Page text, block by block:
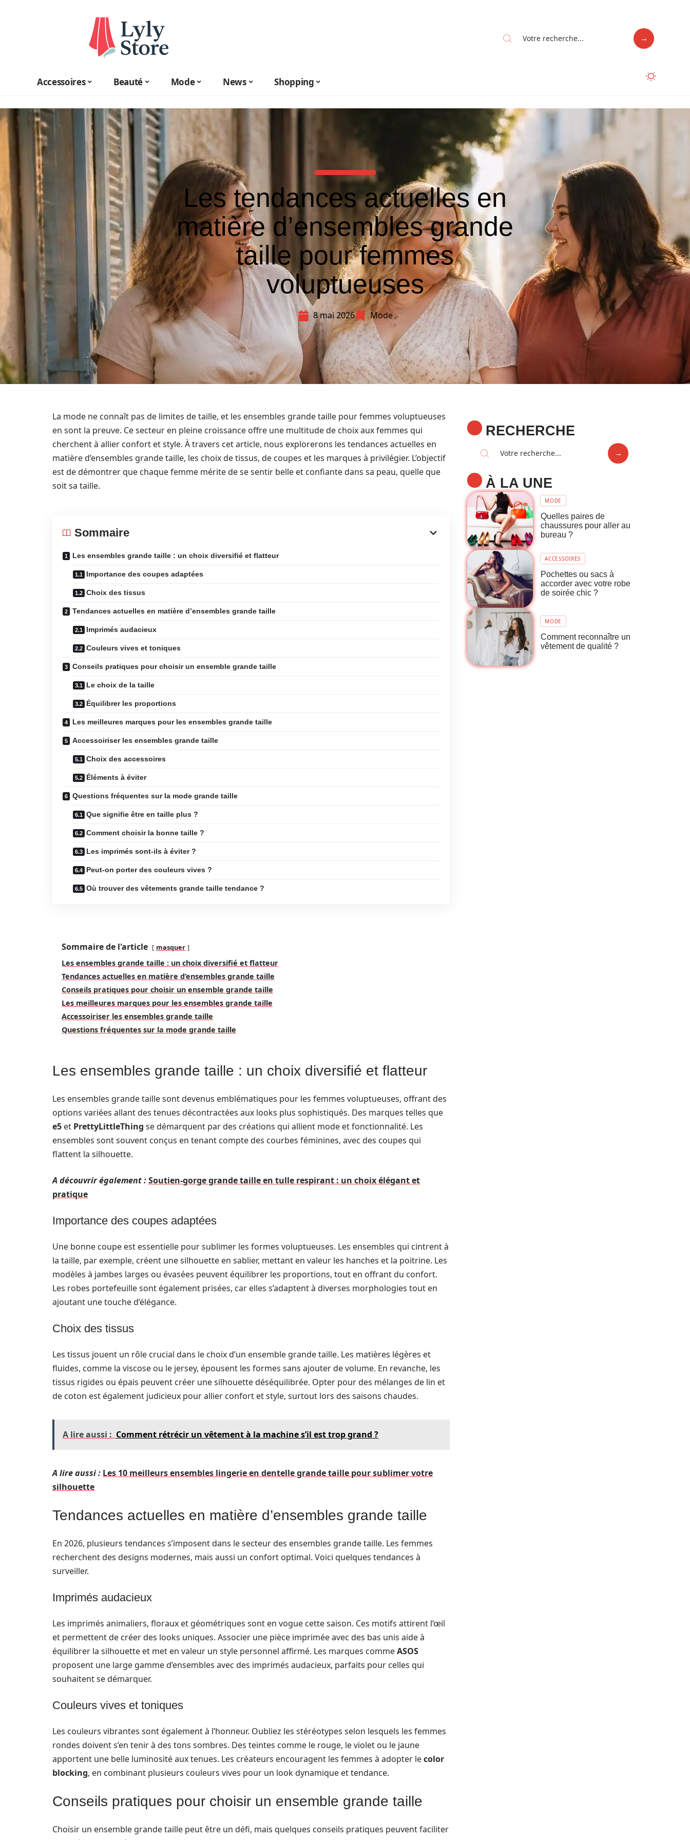
Accessoires Beauté Mode News Shopping
Les tendances actuelles en
matière d’ensembles grande
taille pour femmes
voluptueuses
8 mai 2026 Mode
La mode ne connaît pas de limites de taille, et les ensembles grande taille pour femmes voluptueuses
en sont la preuve. Ce secteur en pleine croissance offre une multitude de choix aux femmes qui
cherchent à allier confort et style. À travers cet article, nous explorerons les tendances actuelles en
matière d’ensembles grande taille, les choix de tissus, de coupes et les marques à privilégier. L’objectif
est de démontrer que chaque femme mérite de se sentir belle et confiante dans sa peau, quelle que
soit sa taille.
Sommaire
Les ensembles grande taille : un choix diversifié et flatteur
Importance des coupes adaptées
Choix des tissus
Tendances actuelles en matière d’ensembles grande taille
Imprimés audacieux
Couleurs vives et toniques
Conseils pratiques pour choisir un ensemble grande taille
Le choix de la taille
Équilibrer les proportions
Les meilleures marques pour les ensembles grande taille
Accessoiriser les ensembles grande taille
Choix des accessoires
Éléments à éviter
Questions fréquentes sur la mode grande taille
Que signifie être en taille plus ?
Comment choisir la bonne taille ?
Les imprimés sont-ils à éviter ?
Peut-on porter des couleurs vives ?
Où trouver des vêtements grande taille tendance ?
Sommaire de l'article masquer
Les ensembles grande taille : un choix diversifié et flatteur
Tendances actuelles en matière d’ensembles grande taille
Conseils pratiques pour choisir un ensemble grande taille
Les meilleures marques pour les ensembles grande taille
Accessoiriser les ensembles grande taille
Questions fréquentes sur la mode grande taille
Les ensembles grande taille : un choix diversifié et flatteur
Les ensembles grande taille sont devenus emblématiques pour les femmes voluptueuses, offrant des
options variées allant des tenues décontractées aux looks plus sophistiqués. Des marques telles que
e5 et PrettyLittleThing se démarquent par des créations qui allient mode et fonctionnalité. Les
ensembles sont souvent conçus en tenant compte des courbes féminines, avec des coupes qui
flattent la silhouette.
A découvrir également :Soutien-gorge grande taille en tulle respirant : un choix élégant et
pratique
Importance des coupes adaptées
Une bonne coupe est essentielle pour sublimer les formes voluptueuses. Les ensembles qui cintrent à
la taille, par exemple, créent une silhouette en sablier, mettant en valeur les hanches et la poitrine. Les
modèles à jambes larges ou évasées peuvent équilibrer les proportions, tout en offrant du confort.
Les robes portefeuille sont également prisées, car elles s’adaptent à diverses morphologies tout en
ajoutant une touche d’élégance.
Choix des tissus
Les tissus jouent un rôle crucial dans le choix d’un ensemble grande taille. Les matières légères et
fluides, comme la viscose ou le jersey, épousent les formes sans ajouter de volume. En revanche, les
tissus rigides ou épais peuvent créer une silhouette déséquilibrée. Opter pour des mélanges de lin et
de coton est également judicieux pour allier confort et style, surtout lors des saisons chaudes.
A lire aussi : Comment rétrécir un vêtement à la machine s’il est trop grand ?
A lire aussi : Les 10 meilleurs ensembles lingerie en dentelle grande taille pour sublimer votre
silhouette
Tendances actuelles en matière d’ensembles grande taille
En 2026, plusieurs tendances s’imposent dans le secteur des ensembles grande taille. Les femmes
recherchent des designs modernes, mais aussi un confort optimal. Voici quelques tendances à
surveiller.
Imprimés audacieux
Les imprimés animaliers, floraux et géométriques sont en vogue cette saison. Ces motifs attirent l’œil
et permettent de créer des looks uniques. Associer une pièce imprimée avec des bas unis aide à
équilibrer la silhouette et met en valeur un style personnel affirmé. Les marques commeASOS
proposent une large gamme d’ensembles avec des imprimés audacieux, parfaits pour celles qui
souhaitent se démarquer.
Couleurs vives et toniques
Les couleurs vibrantes sont également à l’honneur. Oubliez les stéréotypes selon lesquels les femmes
rondes doivent s’en tenir à des tons sombres. Des teintes comme le rouge, le violet ou le jaune
apportent une belle luminosité aux tenues. Les créateurs encouragent les femmes à adopter lecolor
blocking, en combinant plusieurs couleurs vives pour un look dynamique et tendance.
Conseils pratiques pour choisir un ensemble grande taille
Choisir un ensemble grande taille peut être un défi, mais quelques conseils pratiques peuvent faciliter
RECHERCHE
À LA UNE
MODE
Quelles paires de
chaussures pour aller au
bureau ?
ACCESSOIRES
Pochettes ou sacs à
accorder avec votre robe
de soirée chic ?
MODE
Comment reconnaître un
vêtement de qualité ?